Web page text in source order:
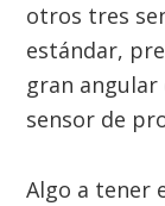
otros tres
estándar,
gran angular
sensor de
Algo a tener